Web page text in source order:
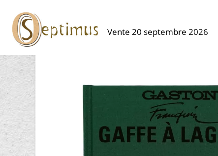
Vente 20 septembre 2026